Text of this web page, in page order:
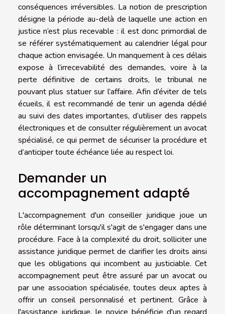
conséquences irréversibles. La notion de prescription
désigne la période au-delà de laquelle une action en
justice n’est plus recevable : il est donc primordial de
se référer systématiquement au calendrier légal pour
chaque action envisagée. Un manquement à ces délais
expose à l’irrecevabilité des demandes, voire à la
perte définitive de certains droits, le tribunal ne
pouvant plus statuer sur l’affaire. Afin d’éviter de tels
écueils, il est recommandé de tenir un agenda dédié
au suivi des dates importantes, d’utiliser des rappels
électroniques et de consulter régulièrement un avocat
spécialisé, ce qui permet de sécuriser la procédure et
d’anticiper toute échéance liée au respect loi.
Demander un
accompagnement adapté
L'accompagnement d'un conseiller juridique joue un
rôle déterminant lorsqu'il s'agit de s'engager dans une
procédure. Face à la complexité du droit, solliciter une
assistance juridique permet de clarifier les droits ainsi
que les obligations qui incombent au justiciable. Cet
accompagnement peut être assuré par un avocat ou
par une association spécialisée, toutes deux aptes à
offrir un conseil personnalisé et pertinent. Grâce à